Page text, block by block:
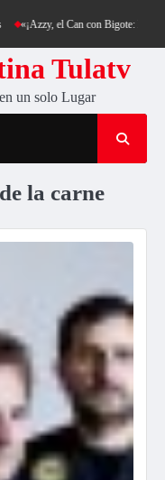
«¡Azzy, el Can con Bigote: La
Tulatv
un solo Lugar
la carne